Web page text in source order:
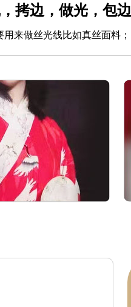
拷边，做光，包边
来做丝光线比如真丝面料；